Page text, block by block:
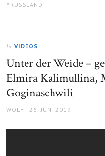
TAGS:
RUSSLAND
In VIDEOS
Unter der Weide –
Elmira Kalimullina,
Goginaschwili
AUTHOR
WOLF
POSTED
26. JUNI 2019